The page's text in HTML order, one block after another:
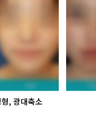
, 광대축소